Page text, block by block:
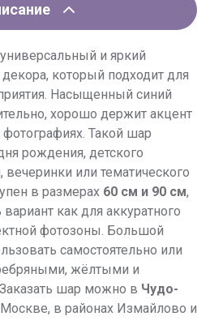
и яркий
который подходит для
Насыщенный синий
хорошо держит акцент
Такой шар
рождения, детского
вечеринки или тематического
в размерах 60 см и 90 см,
как для аккуратного
фотозоны. Большой
самостоятельно или
жёлтыми и
шар можно в Чудо-
в районах Измайлово и